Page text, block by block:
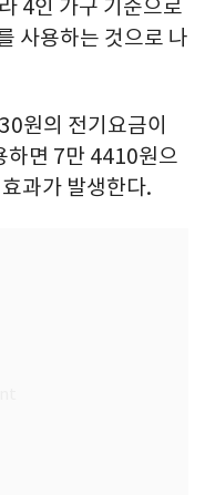
4인 가구 기준으로
사용하는 것으로 나
원의 전기요금이
하면 7만 4410원으
과가 발생한다.